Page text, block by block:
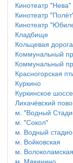
Кинотеатр "Нева"
Кинотеатр
Кинотеатр
Кладбище
Кольцевая дорога
Коммунальный
Коммунальный
Красногорская
Куркино
Куркинское
Лихачёвский
м. "Водный
м. "Сокол"
м. Водный
м. Войковская
м. Волоколамская
м. Мякинино